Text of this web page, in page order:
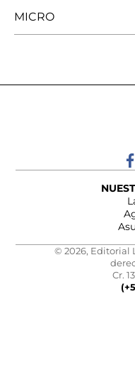
MICRO
© 2026, Editorial
Cr.